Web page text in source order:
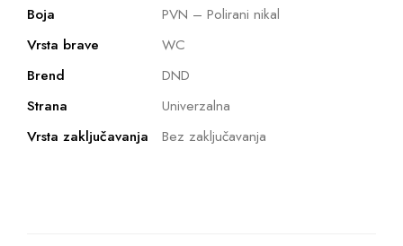
Boja
PVN – Polirani nikal
Vrsta brave
WC
Brend
DND
Strana
Univerzalna
Vrsta zaključavanja
Bez zaključavanja